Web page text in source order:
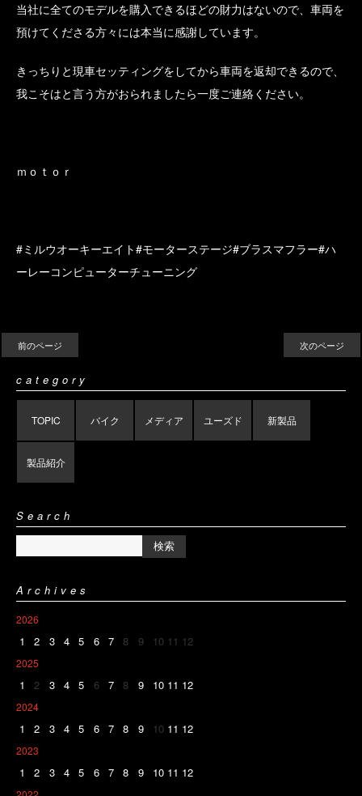
当社に全てのモデルを購入できるほどの財力はないので、車両を
預けてくださる方々には本当に感謝しています。
きっちりと現車セッティングをしてから車両を返却できるので、
我こそはと言う方がおられましたら一度ご連絡ください。
ｍｏｔｏｒ
#ミルウオーキーエイト#モーターステージ#ブラスマフラー#ハ
ーレーコンピューターチューニング
前のページ 次のページ
category
TOPIC バイク メディア ユーズド 新製品
製品紹介
Search
Archives
2026
1 2 3 4 5 6 7 8 9 10 11 12
2025
1 2 3 4 5 6 7 8 9 10 11 12
2024
1 2 3 4 5 6 7 8 9 10 11 12
2023
1 2 3 4 5 6 7 8 9 10 11 12